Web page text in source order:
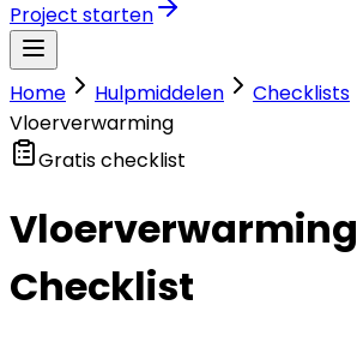
Project starten
Home Hulpmiddelen
Checklists
Vloerverwarming
Gratis checklist
Vloerverwarming
Checklist